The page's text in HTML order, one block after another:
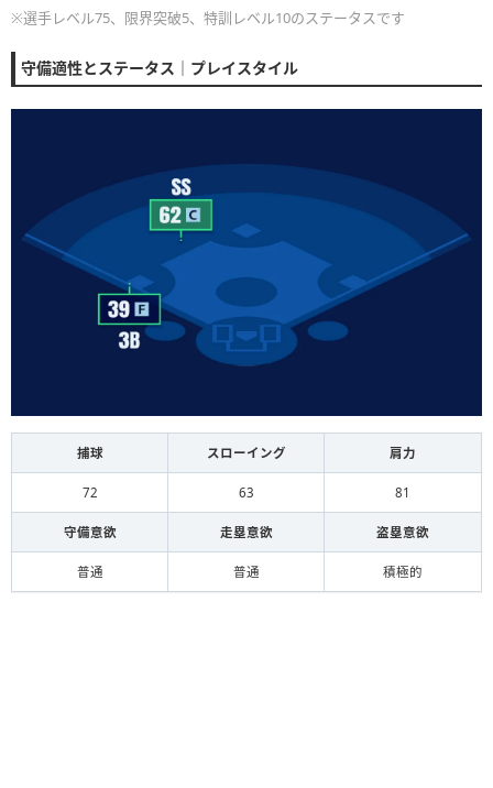
※選手レベル75、限界突破5、特訓レベル10のステータスです
守備適性とステータス｜プレイスタイル
捕球 スローイング 肩力
72 63 81
守備意欲 走塁意欲 盗塁意欲
普通 普通 積極的